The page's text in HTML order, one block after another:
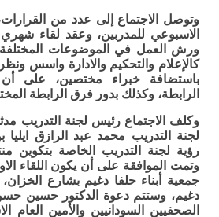
وتوصل الاجتماع إلى عدد من
الاسبوعي للمدربين، وعقد لقاء
ورش العمل في الموضوعات المختلفة
كالإعلام والتحكيم والادارة واسس
باستضافة خبراء مختصين، على أن
الرابطة، وكذلك بدور فرق الرابطة
وكلف الاجتماع رئيس لجنة التدريب
لجنة التدريب محمد عبد الرازق
رؤية لجنة التدريب الخاصة بتكوين
وتمت الموافقة على أن يكون اللقاء
جمعية أبناء حلفا دغيم بشارع
دغيم، وستتم دعوة الدكتور حسين
الصحفيين السودانيين والأمين العام